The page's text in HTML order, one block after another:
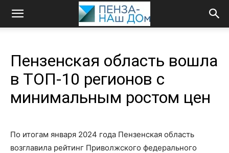
Пензенская область вошла
в ТОП-10 регионов с
минимальным ростом цен
По итогам января 2024 года Пензенская область
возглавила рейтинг Приволжского федерального